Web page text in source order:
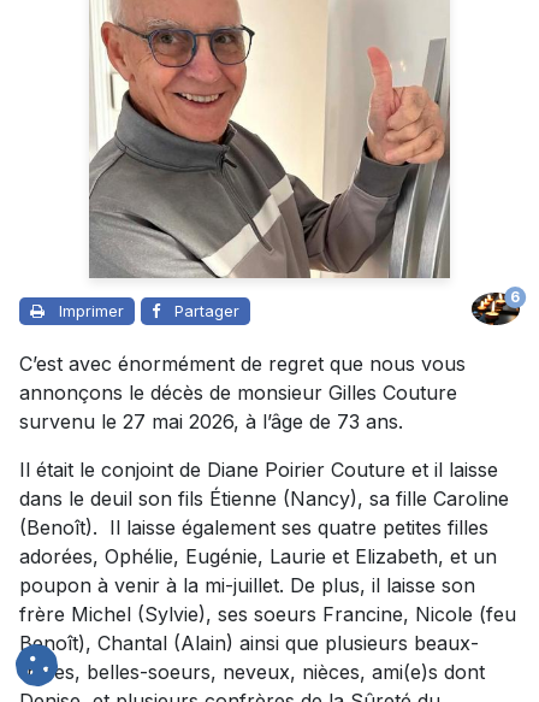
Imprimer Partager
6
C’est avec énormément de regret que nous vous
annonçons le décès de monsieur Gilles Couture
survenu le 27 mai 2026, à l’âge de 73 ans.
Il était le conjoint de Diane Poirier Couture et il laisse
dans le deuil son fils Étienne (Nancy), sa fille Caroline
(Benoît). Il laisse également ses quatre petites filles
adorées, Ophélie, Eugénie, Laurie et Elizabeth, et un
poupon à venir à la mi-juillet. De plus, il laisse son
frère Michel (Sylvie), ses soeurs Francine, Nicole (feu
Benoît), Chantal (Alain) ainsi que plusieurs beaux-
frères, belles-soeurs, neveux, nièces, ami(e)s dont